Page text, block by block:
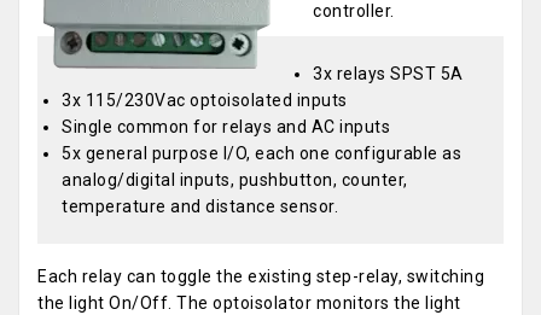
controller.
3x relays SPST 5A
3x 115/230Vac optoisolated inputs
Single common for relays and AC inputs
5x general purpose I/O, each one configurable as
analog/digital inputs, pushbutton, counter,
temperature and distance sensor.
Each relay can toggle the existing step-relay, switching
the light On/Off. The optoisolator monitors the light